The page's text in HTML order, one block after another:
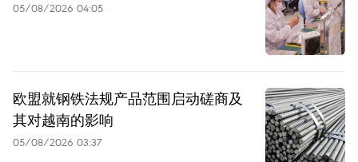
05/08/2026 04:05
欧盟就钢铁法规产品范围启动磋商及
其对越南的影响
05/08/2026 03:37